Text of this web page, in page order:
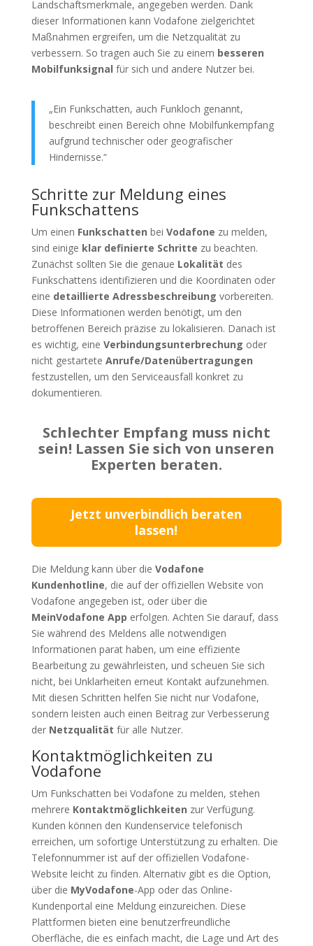
Landschaftsmerkmale, angegeben werden. Dank
dieser Informationen kann Vodafone zielgerichtet
Maßnahmen ergreifen, um die Netzqualität zu
verbessern. So tragen auch Sie zu einem besseren
Mobilfunksignal für sich und andere Nutzer bei.
„Ein Funkschatten, auch Funkloch genannt,
beschreibt einen Bereich ohne Mobilfunkempfang
aufgrund technischer oder geografischer
Hindernisse.“
Schritte zur Meldung eines
Funkschattens
Um einen Funkschatten bei Vodafone zu melden,
sind einige klar definierte Schritte zu beachten.
Zunächst sollten Sie die genaue Lokalität des
Funkschattens identifizieren und die Koordinaten oder
eine detaillierte Adressbeschreibung vorbereiten.
Diese Informationen werden benötigt, um den
betroffenen Bereich präzise zu lokalisieren. Danach ist
es wichtig, eine Verbindungsunterbrechung oder
nicht gestartete Anrufe/Datenübertragungen
festzustellen, um den Serviceausfall konkret zu
dokumentieren.
Schlechter Empfang muss nicht
sein! Lassen Sie sich von unseren
Experten beraten.
Jetzt unverbindlich beraten
lassen!
Die Meldung kann über die Vodafone
Kundenhotline, die auf der offiziellen Website von
Vodafone angegeben ist, oder über die
MeinVodafone App erfolgen. Achten Sie darauf, dass
Sie während des Meldens alle notwendigen
Informationen parat haben, um eine effiziente
Bearbeitung zu gewährleisten, und scheuen Sie sich
nicht, bei Unklarheiten erneut Kontakt aufzunehmen.
Mit diesen Schritten helfen Sie nicht nur Vodafone,
sondern leisten auch einen Beitrag zur Verbesserung
der Netzqualität für alle Nutzer.
Kontaktmöglichkeiten zu
Vodafone
Um Funkschatten bei Vodafone zu melden, stehen
mehrere Kontaktmöglichkeiten zur Verfügung.
Kunden können den Kundenservice telefonisch
erreichen, um sofortige Unterstützung zu erhalten. Die
Telefonnummer ist auf der offiziellen Vodafone-
Website leicht zu finden. Alternativ gibt es die Option,
über die MyVodafone-App oder das Online-
Kundenportal eine Meldung einzureichen. Diese
Plattformen bieten eine benutzerfreundliche
Oberfläche, die es einfach macht, die Lage und Art des